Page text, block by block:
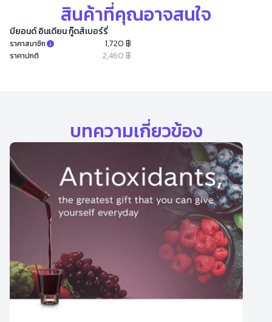
สินค้าที่คุณอาจสนใจ
บียอนด์ อินเดียน กู๊ดส์เบอร์รี่
ราคาสมาชิก 1,720 ฿
ราคาปกติ 2,460 ฿
บทความเกี่ยวข้อง